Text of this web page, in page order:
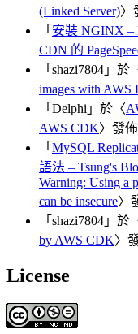
(Linked Server)〉
「 安裝 NGINX –
CDN 的
「 shazi7804 」於
images with AWS
「 Delphi 」於〈
AWS CDK〉發
「 MySQL
語法 – Tsung's
Warning: Using a
can be insecure〉
「 shazi7804 」於
by AWS CDK〉
License